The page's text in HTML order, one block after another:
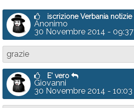
iscrizione Verbania notizie
Anonimo
30 Novembre 2014 - 09:37
grazie
E' vero
Giovanni
30 Novembre 2014 - 10:03